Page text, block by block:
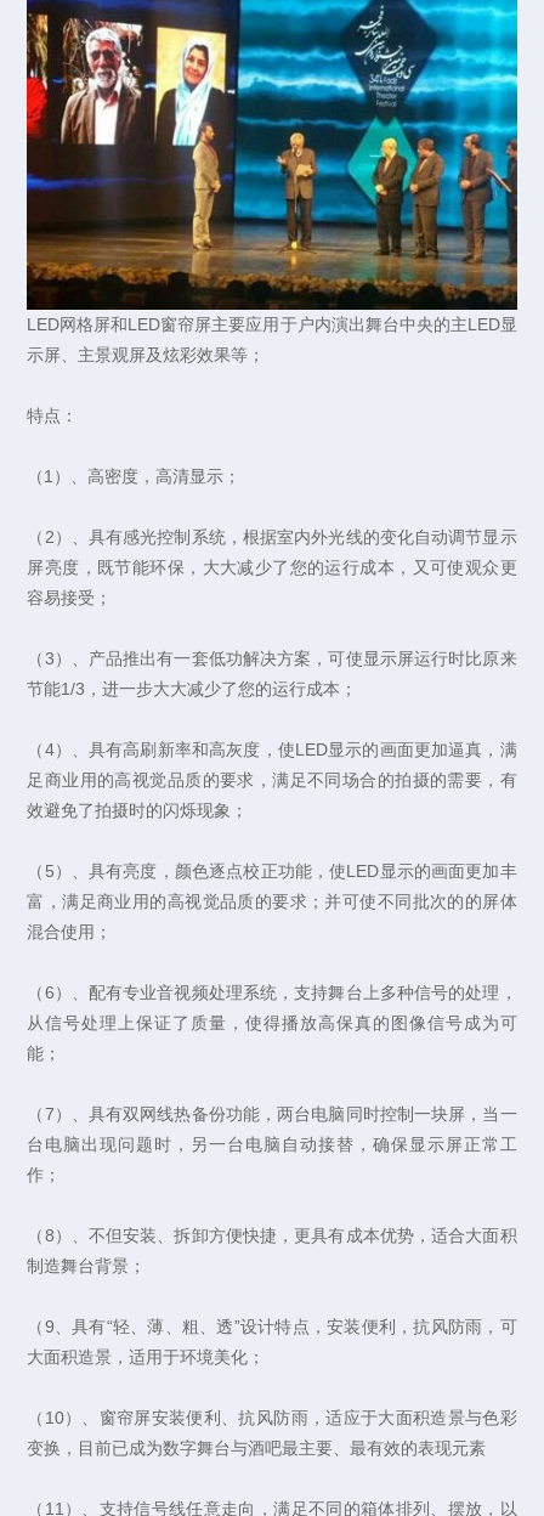
LED网格屏和LED窗帘屏主要应用于户内演出舞台中央的主LED显
示屏、主景观屏及炫彩效果等；
特点：
（1）、高密度，高清显示；
（2）、具有感光控制系统，根据室内外光线的变化自动调节显示
屏亮度，既节能环保，大大减少了您的运行成本，又可使观众更
容易接受；
（3）、产品推出有一套低功解决方案，可使显示屏运行时比原来
节能1/3，进一步大大减少了您的运行成本；
（4）、具有高刷新率和高灰度，使LED显示的画面更加逼真，满
足商业用的高视觉品质的要求，满足不同场合的拍摄的需要，有
效避免了拍摄时的闪烁现象；
（5）、具有亮度，颜色逐点校正功能，使LED显示的画面更加丰
富，满足商业用的高视觉品质的要求；并可使不同批次的的屏体
混合使用；
（6）、配有专业音视频处理系统，支持舞台上多种信号的处理，
从信号处理上保证了质量，使得播放高保真的图像信号成为可
能；
（7）、具有双网线热备份功能，两台电脑同时控制一块屏，当一
台电脑出现问题时，另一台电脑自动接替，确保显示屏正常工
作；
（8）、不但安装、拆卸方便快捷，更具有成本优势，适合大面积
制造舞台背景；
（9、具有“轻、薄、粗、透”设计特点，安装便利，抗风防雨，可
大面积造景，适用于环境美化；
（10）、窗帘屏安装便利、抗风防雨，适应于大面积造景与色彩
变换，目前已成为数字舞台与酒吧最主要、最有效的表现元素
（11）、支持信号线任意走向，满足不同的箱体排列、摆放，以